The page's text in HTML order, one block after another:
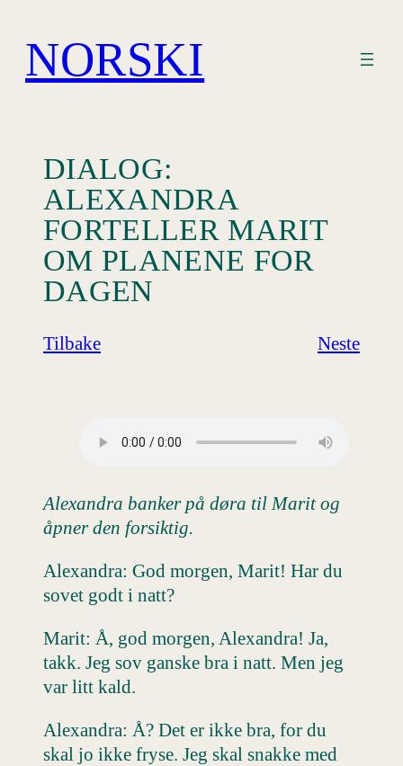
innhold
NORSKI
DIALOG:
ALEXANDRA
FORTELLER MARIT
OM PLANENE FOR
DAGEN
Tilbake Neste
Alexandra banker på døra til Marit og
åpner den forsiktig.
Alexandra: God morgen, Marit! Har du
sovet godt i natt?
Marit: Å, god morgen, Alexandra! Ja,
takk. Jeg sov ganske bra i natt. Men jeg
var litt kald.
Alexandra: Å? Det er ikke bra, for du
skal jo ikke fryse. Jeg skal snakke med